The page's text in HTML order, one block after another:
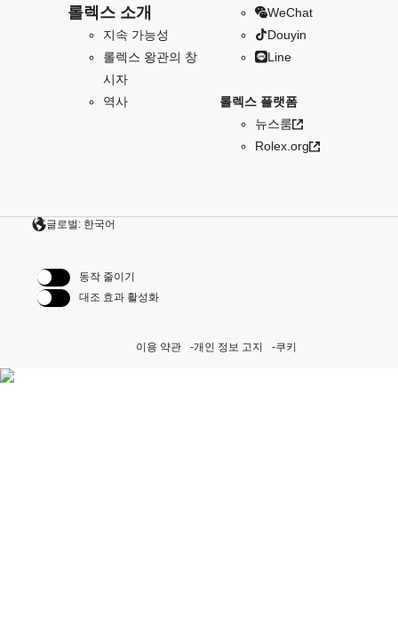
롤렉스 소개
지속 가능성
롤렉스 왕관의 창
시자
역사
WeChat
Douyin
Line
롤렉스 플랫폼
뉴스룸
Rolex.org
글로벌: 한국어
동작 줄이기
대조 효과 활성화
이용 약관 개인 정보 고지 쿠키